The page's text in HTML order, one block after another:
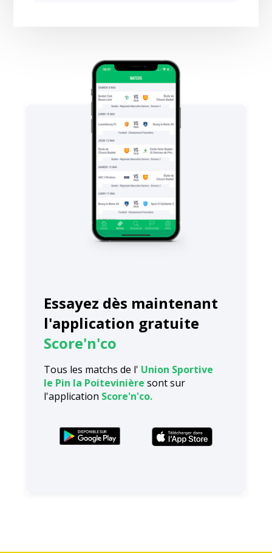
Essayez dès maintenant
l'application gratuite
Score'n'co
Tous les matchs de l' Union Sportive
le Pin la Poitevinière sont sur
l'application Score'n'co.